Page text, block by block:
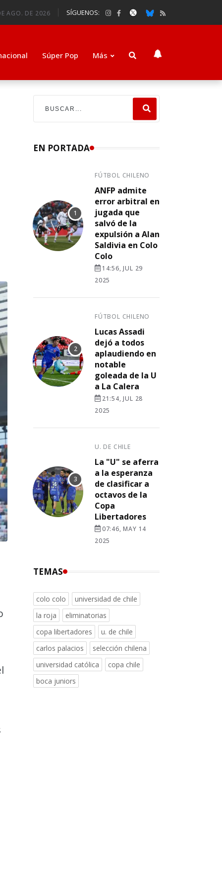
AGO. DE 2026 SÍGUENOS:
Súper Pop Más
EN PORTADA
FÚTBOL CHILENO
ANFP admite
error arbitral en
jugada que
salvó de la
expulsión a Alan
Saldivia en Colo
Colo
14:56, JUL 29
2025
FÚTBOL CHILENO
Lucas Assadi
dejó a todos
aplaudiendo en
notable
goleada de la U
a La Calera
21:54, JUL 28
2025
U. DE CHILE
La "U" se aferra
a la esperanza
de clasificar a
octavos de la
Copa
Libertadores
07:46, MAY 14
2025
TEMAS
colo colo
universidad de chile
la roja
eliminatorias
copa libertadores
u. de chile
carlos palacios
selección chilena
universidad católica
copa chile
boca juniors